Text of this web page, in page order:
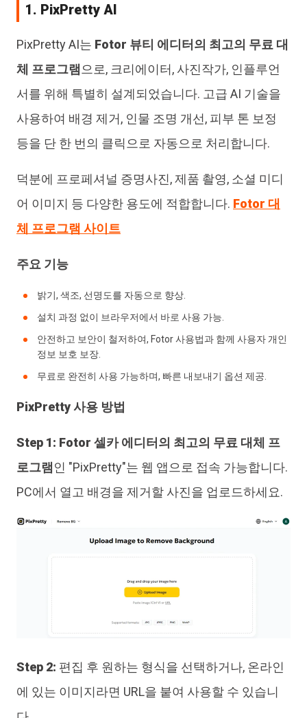
1. PixPretty AI
PixPretty AI는 Fotor 뷰티 에디터의 최고의 무료 대
체 프로그램 으로, 크리에이터, 사진작가, 인플루언
서를 위해 특별히 설계되었습니다. 고급 AI 기술을
사용하여 배경 제거, 인물 조명 개선, 피부 톤 보정
등을 단 한 번의 클릭으로 자동으로 처리합니다.
덕분에 프로페셔널 증명사진, 제품 촬영, 소셜 미디
어 이미지 등 다양한 용도에 적합합니다. Fotor 대
체 프로그램 사이트
주요 기능
밝기, 색조, 선명도를 자동으로 향상.
설치 과정 없이 브라우저에서 바로 사용 가능.
안전하고 보안이 철저하여, Fotor 사용법과 함께 사용자 개인
정보 보호 보장.
무료로 완전히 사용 가능하며, 빠른 내보내기 옵션 제공.
PixPretty 사용 방법
Step 1: Fotor 셀카 에디터의 최고의 무료 대체 프
로그램인 "PixPretty"는 웹 앱으로 접속 가능합니다.
PC에서 열고 배경을 제거할 사진을 업로드하세요.
Step 2: 편집 후 원하는 형식을 선택하거나, 온라인
에 있는 이미지라면 URL을 붙여 사용할 수 있습니